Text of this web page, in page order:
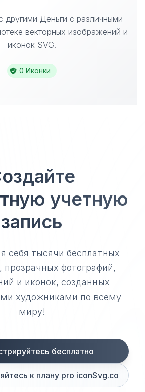
другими Деньги с различными
векторных изображений и
иконок SVG.
0 Иконки
учетную
запись
себя тысячи бесплатных
прозрачных фотографий,
и иконок, созданных
художниками по всему
миру!
бесплатно
к плану pro iconSvg.co